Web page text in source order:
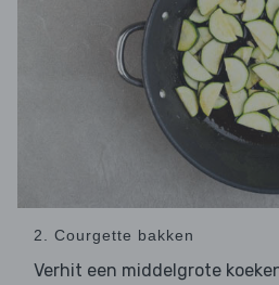
2. Courgette bakken
Verhit een middelgrote